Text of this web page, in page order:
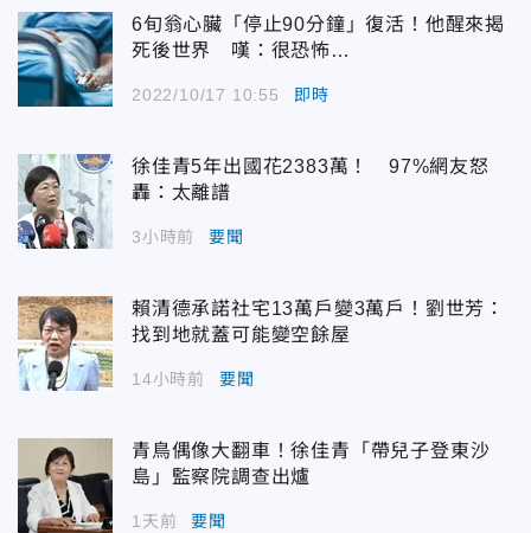
6旬翁心臟「停止90分鐘」復活！他醒來揭
死後世界 嘆：很恐怖…
2022/10/17 10:55 即時
徐佳青5年出國花2383萬！ 97%網友怒
轟：太離譜
3小時前 要聞
賴清德承諾社宅13萬戶變3萬戶！劉世芳：
找到地就蓋可能變空餘屋
14小時前 要聞
青鳥偶像大翻車！徐佳青「帶兒子登東沙
島」監察院調查出爐
1天前 要聞